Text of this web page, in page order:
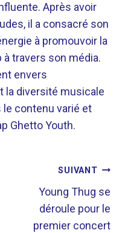
Après avoir
il a consacré son
à promouvoir la
travers son média.
envers
la diversité musicale
contenu varié et
Ghetto Youth.
SUIVANT
Young Thug se
déroule pour le
premier concert